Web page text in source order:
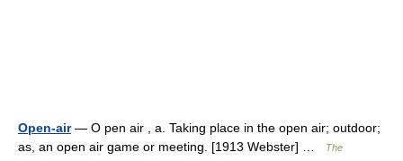
Open-air— O pen air , a. Taking place in the open air; outdoor;
as, an open air game or meeting. [1913 Webster] …
The